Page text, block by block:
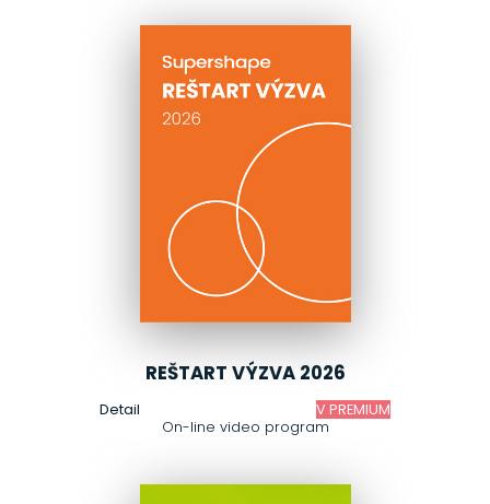
REŠTART VÝZVA 2026
On-line video program
Detail V PREMIUM